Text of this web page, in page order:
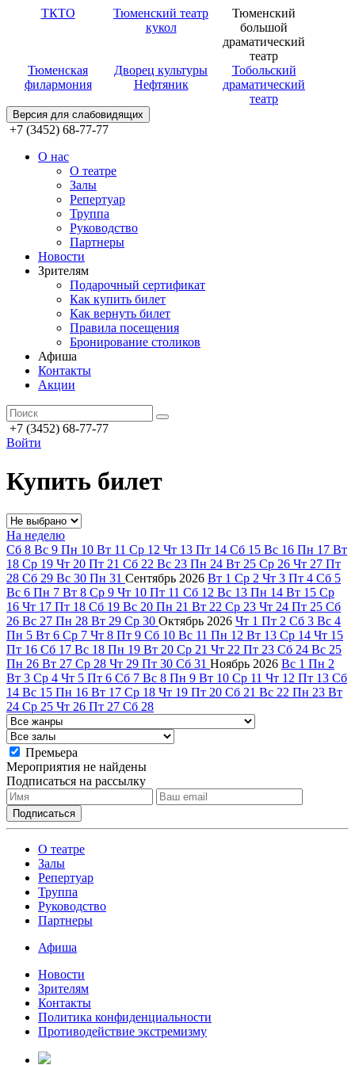
ТКТО
Тюменский театр
кукол
Тюменский
большой
драматический
театр
Тюменская
филармония
Дворец культуры
Нефтяник
Тобольский
драматический
театр
Версия для слабовидящих
+7 (3452) 68-77-77
О нас
О театре
Залы
Репертуар
Труппа
Руководство
Партнеры
Новости
Зрителям
Подарочный сертификат
Как купить билет
Как вернуть билет
Правила посещения
Бронирование столиков
Афиша
Контакты
Акции
+7 (3452) 68-77-77
Войти
Купить билет
На неделю
Сб 8 Вс 9 Пн 10 Вт 11 Ср 12 Чт 13 Пт 14 Сб 15 Вс 16 Пн 17 Вт
18 Ср 19 Чт 20 Пт 21 Сб 22 Вс 23 Пн 24 Вт 25 Ср 26 Чт 27 Пт
28 Сб 29 Вс 30 Пн 31 Сентябрь 2026 Вт 1 Ср 2 Чт 3 Пт 4 Сб 5
Вс 6 Пн 7 Вт 8 Ср 9 Чт 10 Пт 11 Сб 12 Вс 13 Пн 14 Вт 15 Ср
16 Чт 17 Пт 18 Сб 19 Вс 20 Пн 21 Вт 22 Ср 23 Чт 24 Пт 25 Сб
26 Вс 27 Пн 28 Вт 29 Ср 30 Октябрь 2026 Чт 1 Пт 2 Сб 3 Вс 4
Пн 5 Вт 6 Ср 7 Чт 8 Пт 9 Сб 10 Вс 11 Пн 12 Вт 13 Ср 14 Чт 15
Пт 16 Сб 17 Вс 18 Пн 19 Вт 20 Ср 21 Чт 22 Пт 23 Сб 24 Вс 25
Пн 26 Вт 27 Ср 28 Чт 29 Пт 30 Сб 31 Ноябрь 2026 Вс 1 Пн 2
Вт 3 Ср 4 Чт 5 Пт 6 Сб 7 Вс 8 Пн 9 Вт 10 Ср 11 Чт 12 Пт 13 Сб
14 Вс 15 Пн 16 Вт 17 Ср 18 Чт 19 Пт 20 Сб 21 Вс 22 Пн 23 Вт
24 Ср 25 Чт 26 Пт 27 Сб 28
Премьера
Мероприятия не найдены
Подписаться на рассылку
О театре
Залы
Репертуар
Труппа
Руководство
Партнеры
Афиша
Новости
Зрителям
Контакты
Политика конфиденциальности
Противодействие экстремизму